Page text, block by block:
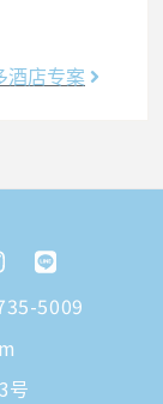
酒店专案
5009
号